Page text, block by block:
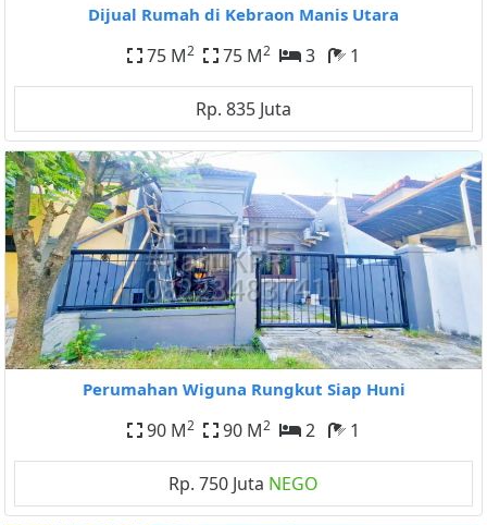
Dijual Rumah di Kebraon Manis Utara
75 M2 75 M2 3 1
Rp. 835 Juta
Perumahan Wiguna Rungkut Siap Huni
90 M2 90 M2 2 1
Rp. 750 Juta NEGO